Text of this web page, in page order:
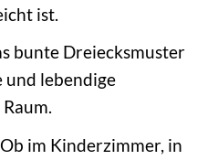
ist.
bunte Dreiecksmuster
und lebendige
Ob im Kinderzimmer, in